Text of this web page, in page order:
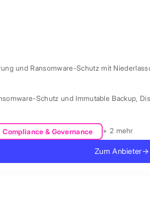
und Ransomware-Schutz mit
Schutz und Immutable Backup,
Compliance & Governance + 2 mehr
Zum Anbieter→